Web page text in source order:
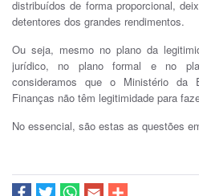
distribuídos de forma proporcional,
detentores dos grandes rendimentos.
Ou seja, mesmo no plano da
jurídico, no plano formal e no
consideramos que o Ministério da
Finanças não têm legitimidade para
No essencial, são estas as questões